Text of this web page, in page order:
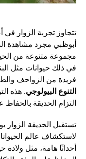
تتجاوز تجربة الزوار في
أبوظبي مجرد مشاهدة
مجموعة متنوعة من
في ذلك حيوانات مثل
فريدة من الزواحف
التنوع البيولوجي. هذه
التزام الحديقة بالحفاظ
تستقبل الحديقة الزوار
لاستكشاف عالم
أحداثًا هامة، مثل